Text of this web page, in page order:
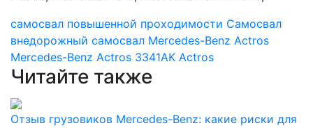
самосвал повышенной проходимости Самосвал
внедорожный самосвал Mercedes-Benz Actros
Mercedes-Benz Actros 3341AK Actros
Читайте также
Отзыв грузовиков Mercedes-Benz: какие риски для